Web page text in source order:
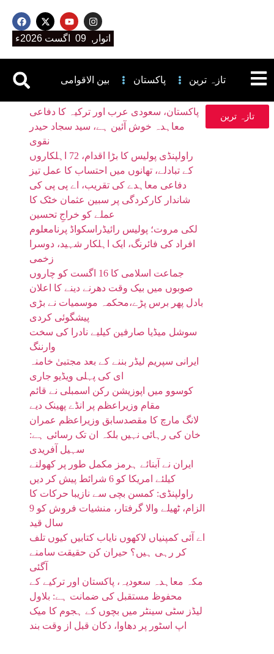
اتوار, 09 اگست 2026ء
بین الاقوامی پاکستان تازہ ترین
تازہ ترین
پاکستان، سعودی عرب اور ترکیہ کا دفاعی
معاہدہ خوش آئین ہے، سید سجاد حیدر
نقوی
راولپنڈی پولیس کا بڑا اقدام، 72 اہلکاروں
کے تبادلے، تھانوں میں احتساب کا عمل تیز
دفاعی معاہدے کی تقریب، اے پی پی کی
شاندار کارکردگی پر سبین عثمان خٹک کا
عملے کو خراجِ تحسین
لکی مروت؛ پولیس رائیڈراسکواڈ پرنامعلوم
افراد کی فائرنگ، ایک اہلکار شہید، دوسرا
زخمی
جماعت اسلامی کا 16 اگست کو چاروں
صوبوں میں بیک وقت دھرنے دینے کا اعلان
بادل پھر برس پڑے،محکمہ موسمیات نے بڑی
پیشگوئی کردی
سوشل میڈیا صارفین کیلیے نادرا کی سخت
وارننگ
ایرانی سپریم لیڈر بننے کے بعد مجتبیٰ خامنہ
ای کی پہلی ویڈیو جاری
کوسوو میں اپوزیشن رکن اسمبلی نے قائم
مقام وزیراعظم پر انڈے پھینک دیے
لانگ مارچ کا مقصدسابق وزیراعظم عمران
خان کی رہائی نہیں بلکہ ان تک رسائی ہے:
سہیل آفریدی
ایران نے آبنائے ہرمز مکمل طور پر کھولنے
کیلئے امریکا کو 6 شرائط پیش کر دیں
راولپنڈی: کمسن بچی سے نازیبا حرکات کا
الزام، ٹھیلے والا گرفتار، منشیات فروش کو 9
سال قید
اے آئی کمپنیاں لاکھوں نایاب کتابیں کیوں تلف
کر رہی ہیں؟ حیران کن حقیقت سامنے
آگئی
مکہ معاہدہ سعودیہ، پاکستان اور ترکیے کے
محفوظ مستقبل کی ضمانت ہے: بلاول
لیڈز سٹی سینٹر میں بچوں کے ہجوم کا میک
اپ اسٹور پر دھاوا، دکان قبل از وقت بند